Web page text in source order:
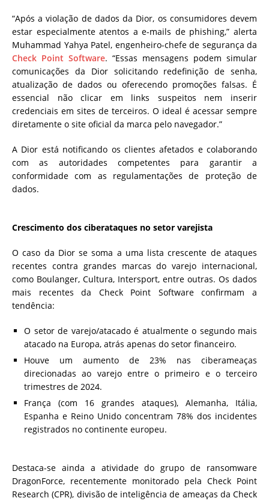
“Após a violação de dados da Dior, os consumidores devem
estar especialmente atentos a e-mails de phishing,” alerta
Muhammad Yahya Patel, engenheiro-chefe de segurança da
Check Point Software. “Essas mensagens podem simular
comunicações da Dior solicitando redefinição de senha,
atualização de dados ou oferecendo promoções falsas. É
essencial não clicar em links suspeitos nem inserir
credenciais em sites de terceiros. O ideal é acessar sempre
diretamente o site oficial da marca pelo navegador.”
A Dior está notificando os clientes afetados e colaborando
com as autoridades competentes para garantir a
conformidade com as regulamentações de proteção de
dados.
Crescimento dos ciberataques no setor varejista
O caso da Dior se soma a uma lista crescente de ataques
recentes contra grandes marcas do varejo internacional,
como Boulanger, Cultura, Intersport, entre outras. Os dados
mais recentes da Check Point Software confirmam a
tendência:
O setor de varejo/atacado é atualmente o segundo mais
atacado na Europa, atrás apenas do setor financeiro.
Houve um aumento de 23% nas ciberameaças
direcionadas ao varejo entre o primeiro e o terceiro
trimestres de 2024.
França (com 16 grandes ataques), Alemanha, Itália,
Espanha e Reino Unido concentram 78% dos incidentes
registrados no continente europeu.
Destaca-se ainda a atividade do grupo de ransomware
DragonForce, recentemente monitorado pela Check Point
Research (CPR), divisão de inteligência de ameaças da Check